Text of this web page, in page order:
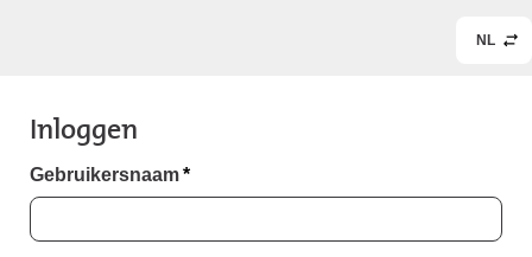
NL
Inloggen
Gebruikersnaam*